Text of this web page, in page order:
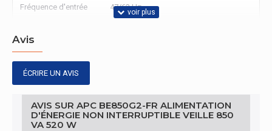
Fréquence d'entrée 47/63 Hz
Gestion d'énergie
capacité de la
puissance de sortie
850 VA
Avis
ÉCRIRE UN AVIS
AVIS SUR APC BE850G2-FR ALIMENTATION
D'ÉNERGIE NON INTERRUPTIBLE VEILLE 850
VA 520 W